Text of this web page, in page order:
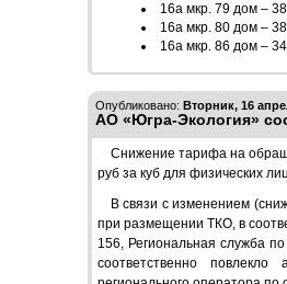
16а мкр. 79 дом –
16а мкр. 80 дом –
16а мкр. 86 дом –
Опубликовано: Вторник, 16
АО «Югра-Экология»
Снижение тарифа на
руб за куб для физических
В связи с изменением
при размещении ТКО, в
156, Региональная служба
соответственно